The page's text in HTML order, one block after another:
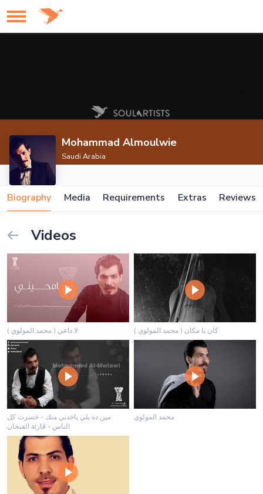
Mohammad Almoulwie
Saudi Arabia
Biography Media Requirements Extras Reviews
Videos
لا داعي ( محمد المولوي ) كان يا مكان ( محمد المولوي )
مين ده يلي ياخدني منك - خسرت كل
الناس - قارئة الفنجان
محمد المولوي